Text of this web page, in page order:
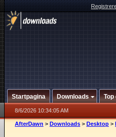
Startpagina Downloads Top
8/6/2026 10:34:05 AM
AfterDawn > Downloads > Desktop >